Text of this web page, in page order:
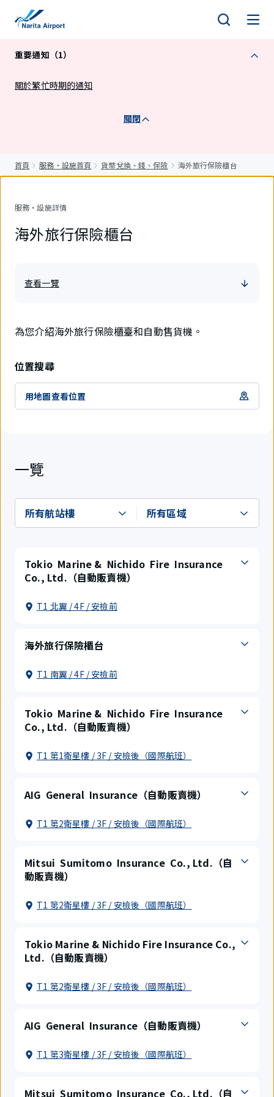
重要通知（1）
關於繁忙時期的通知
關閉
首頁 服務・設施首頁 貨幣兌換、錢、保險 海外旅行保險櫃台
服務・設施詳情
海外旅行保險櫃台
查看一覽
為您介紹海外旅行保險櫃臺和自動售貨機。
位置搜尋
用地圖查看位置
一覽
Tokio Marine & Nichido Fire Insurance
Co., Ltd.（自動販賣機）
T1 北翼 / 4F / 安檢前
海外旅行保險櫃台
T1 南翼 / 4F / 安檢前
Tokio Marine & Nichido Fire Insurance
Co., Ltd.（自動販賣機）
T1 第1衛星樓 / 3F / 安檢後（國際航班）
AIG General Insurance（自動販賣機）
T1 第2衛星樓 / 3F / 安檢後（國際航班）
Mitsui Sumitomo Insurance Co., Ltd.（自
動販賣機）
T1 第2衛星樓 / 3F / 安檢後（國際航班）
Tokio Marine & Nichido Fire Insurance Co.,
Ltd.（自動販賣機）
T1 第2衛星樓 / 3F / 安檢後（國際航班）
AIG General Insurance（自動販賣機）
T1 第3衛星樓 / 3F / 安檢後（國際航班）
Mitsui Sumitomo Insurance Co., Ltd.（自